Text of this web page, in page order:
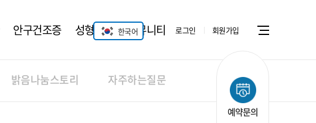
안구건조증 성형안과 커뮤니티
한국어 로그인 회원가입
밝음나눔스토리 자주하는질문
예약문의